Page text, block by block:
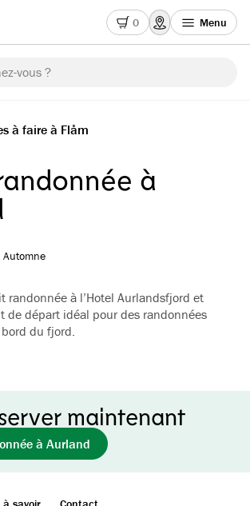
0 Menu
vous ?
à faire à Flåm
à
Automne
randonnée à l’Hotel Aurlandsfjord et
de départ idéal pour des randonnées
du fjord.
maintenant
à Aurland